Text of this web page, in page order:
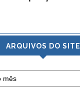
ARQUIVOS DO SITE